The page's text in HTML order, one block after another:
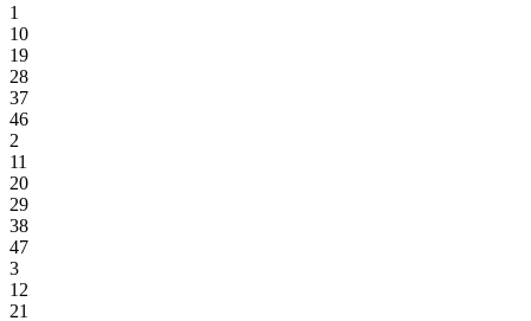
1
10
19
28
37
46
2
11
20
29
38
47
3
12
21